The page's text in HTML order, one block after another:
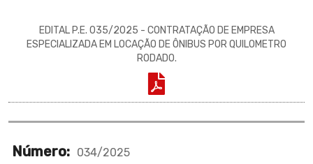
EDITAL P.E. 035/2025 - CONTRATAÇÃO DE EMPRESA
ESPECIALIZADA EM LOCAÇÃO DE ÔNIBUS POR QUILOMETRO
RODADO.
Número: 034/2025